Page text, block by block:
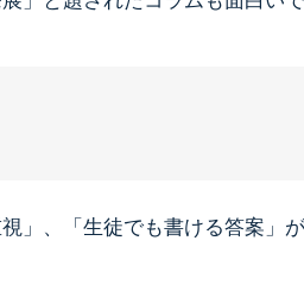
」、「生徒でも書ける答案」